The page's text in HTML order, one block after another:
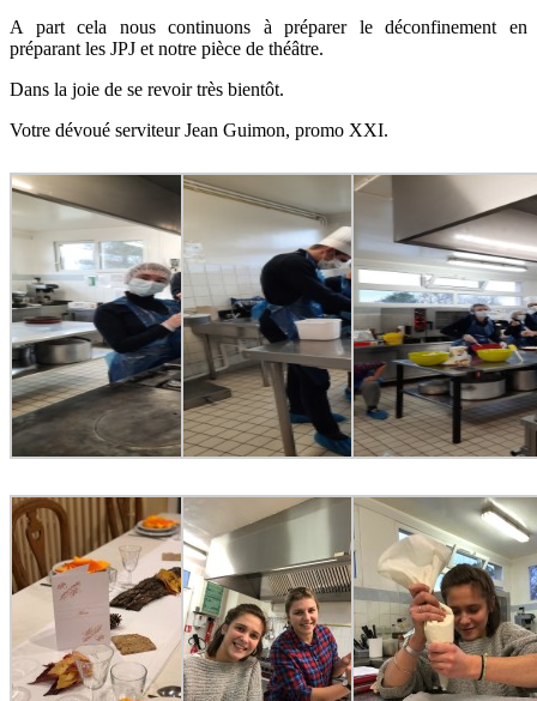
A part cela nous continuons à préparer le déconfinement en
préparant les JPJ et notre pièce de théâtre.
Dans la joie de se revoir très bientôt.
Votre dévoué serviteur Jean Guimon, promo XXI.